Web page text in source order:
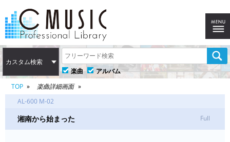
カスタム検索
楽曲
アルバム
TOP
楽曲詳細画面
AL-600 M-02
湘南から始まった Full